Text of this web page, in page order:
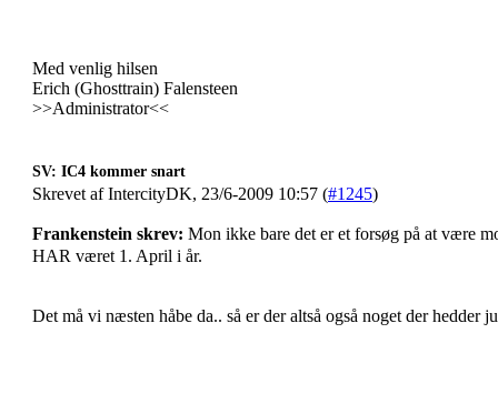
Med venlig hilsen
Erich (Ghosttrain) Falensteen
>>Administrator<<
SV: IC4 kommer snart
Skrevet af IntercityDK, 23/6-2009 10:57 (#1245)
Frankenstein skrev: Mon ikke bare det er et forsøg på at være
HAR været 1. April i år.
Det må vi næsten håbe da.. så er der altså også noget der hedder